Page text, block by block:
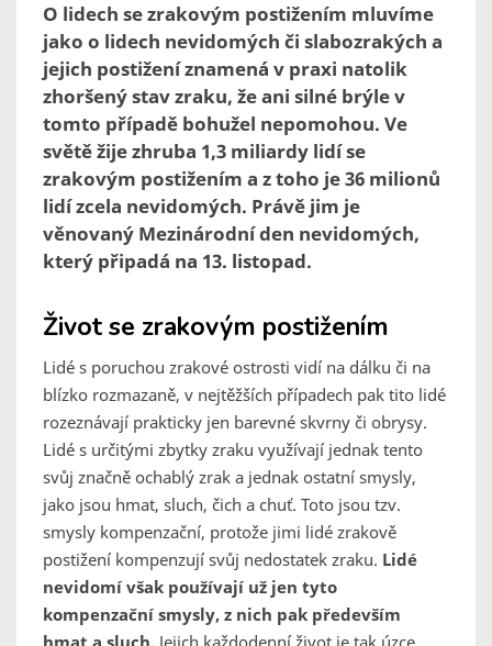
O lidech se zrakovým postižením mluvíme
jako o lidech nevidomých či slabozrakých a
jejich postižení znamená v praxi natolik
zhoršený stav zraku, že ani silné brýle v
tomto případě bohužel nepomohou. Ve
světě žije zhruba 1,3 miliardy lidí se
zrakovým postižením a z toho je 36 milionů
lidí zcela nevidomých. Právě jim je
věnovaný Mezinárodní den nevidomých,
který připadá na 13. listopad.
Život se zrakovým postižením
Lidé s poruchou zrakové ostrosti vidí na dálku či na
blízko rozmazaně, v nejtěžších případech pak tito lidé
rozeznávají prakticky jen barevné skvrny či obrysy.
Lidé s určitými zbytky zraku využívají jednak tento
svůj značně ochablý zrak a jednak ostatní smysly,
jako jsou hmat, sluch, čich a chuť. Toto jsou tzv.
smysly kompenzační, protože jimi lidé zrakově
postižení kompenzují svůj nedostatek zraku. Lidé
nevidomí však používají už jen tyto
kompenzační smysly, z nich pak především